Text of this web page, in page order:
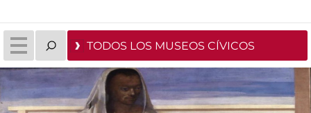
TODOS LOS MUSEOS CÍVICOS